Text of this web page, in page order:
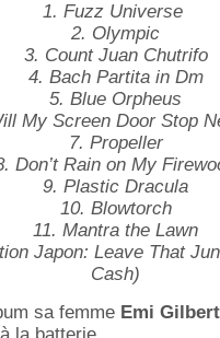
1. Fuzz Universe
2. Olympic
3. Count Juan Chutrifo
4. Bach Partita in Dm
5. Blue Orpheus
My Screen Door Stop
7. Propeller
Don’t Rain on My
9. Plastic Dracula
10. Blowtorch
11. Mantra the Lawn
Japon: Leave That
Cash)
sa femme Emi Gilbert